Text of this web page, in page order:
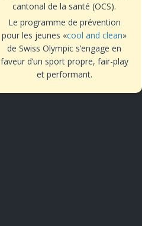
cantonal de la santé (OCS).
Le programme de prévention
pour les jeunes «cool and clean»
de Swiss Olympic s’engage en
faveur d’un sport propre, fair-play
et performant.